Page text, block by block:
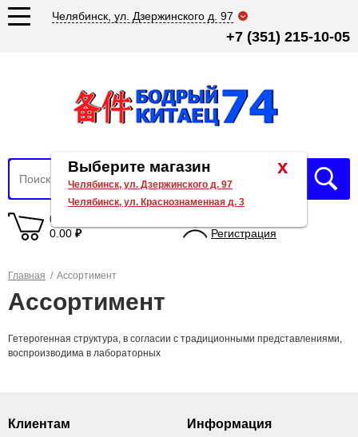
Челябинск, ул. Дзержинского д. 97
+7 (351) 215-10-05
0 товаров
0.00 ₽
Регистрация
Главная / Ассортимент
Ассортимент
Гетерогенная структура, в согласии с традиционными представлениями,
воспроизводима в лабораторных
Клиентам Информация
x
Выберите магазин
Челябинск, ул. Дзержинского д. 97
Челябинск, ул. Краснознаменная д. 3